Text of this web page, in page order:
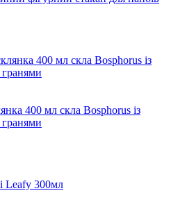
400 мл скла Bosphorus із
гранями